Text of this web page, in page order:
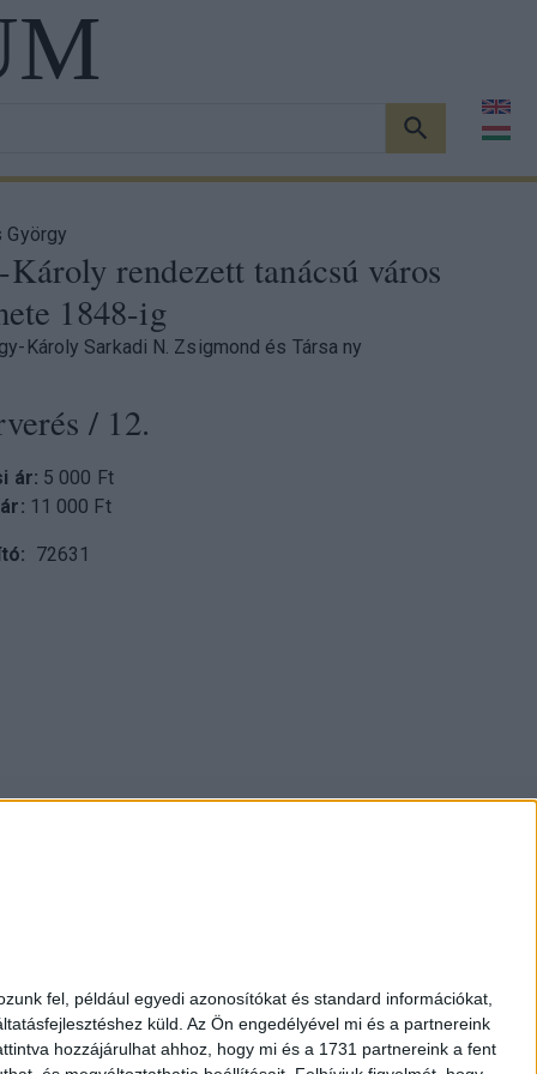
fel, például egyedi azonosítókat és standard információkat,
küld. Az Ön engedélyével mi és a partnereink
hozzájárulhat ahhoz, hogy mi és a 1731 partnereink a fent
KERESÉS
Károly rendezett tanácsú város
1848-ig
Károly Sarkadi N. Zsigmond és Társa ny
/ 12.
ár: 5 000 Ft
11 000 Ft
72631
nyilatkozat